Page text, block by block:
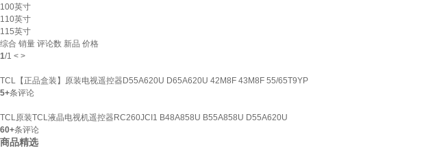
100英寸
110英寸
115英寸
综合 销量 评论数 新品 价格
1/1 < >
TCL【正品盒装】原装电视遥控器D55A620U D65A620U 42M8F 43M8F 55/65T9YP
5+条评论
TCL原装TCL液晶电视机遥控器RC260JCI1 B48A858U B55A858U D55A620U
60+条评论
商品精选